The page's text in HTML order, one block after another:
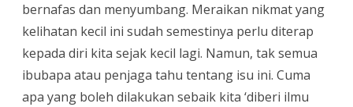
bernafas dan menyumbang. Meraikan nikmat yang
kelihatan kecil ini sudah semestinya perlu diterap
kepada diri kita sejak kecil lagi. Namun, tak semua
ibubapa atau penjaga tahu tentang isu ini. Cuma
apa yang boleh dilakukan sebaik kita ‘diberi ilmu